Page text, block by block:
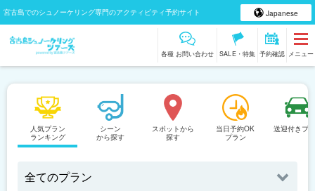
宮古島でのシュノーケリング専門のアクティビティ予約サイト Japanese
各種 お問い合わせ SALE・特集 予約確認 メニュー
人気プラン
ランキング
シーン
から探す
スポットから
探す
当日予約OK
プラン
送迎付きプ